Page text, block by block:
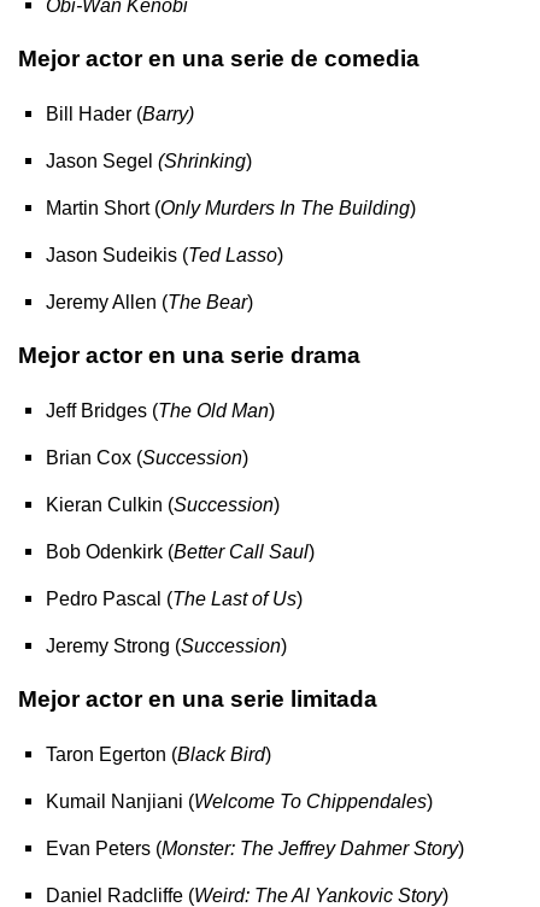
Obi-Wan Kenobi
Mejor actor en una serie de comedia
Bill Hader (Barry)
Jason Segel (Shrinking)
Martin Short (Only Murders In The Building)
Jason Sudeikis (Ted Lasso)
Jeremy Allen (The Bear)
Mejor actor en una serie drama
Jeff Bridges (The Old Man)
Brian Cox (Succession)
Kieran Culkin (Succession)
Bob Odenkirk (Better Call Saul)
Pedro Pascal (The Last of Us)
Jeremy Strong (Succession)
Mejor actor en una serie limitada
Taron Egerton (Black Bird)
Kumail Nanjiani (Welcome To Chippendales)
Evan Peters (Monster: The Jeffrey Dahmer Story)
Daniel Radcliffe (Weird: The Al Yankovic Story)